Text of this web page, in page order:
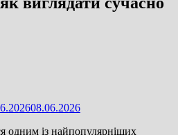
08.06.2026
одним із найпопулярніших